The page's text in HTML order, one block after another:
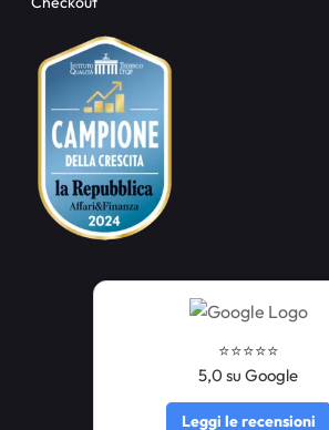
⭐️⭐️⭐️⭐️⭐️
5,0 su Google
Leggi le recensioni